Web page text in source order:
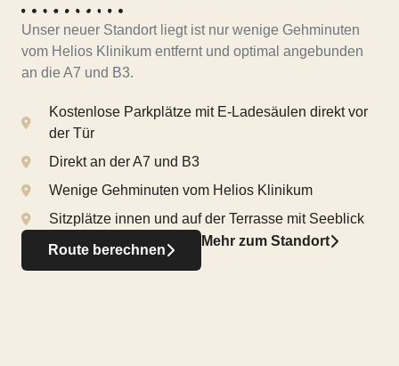
Unser neuer Standort liegt ist nur wenige Gehminuten
vom Helios Klinikum entfernt und optimal angebunden
an die A7 und B3.
Kostenlose Parkplätze mit E-Ladesäulen direkt vor
der Tür
Direkt an der A7 und B3
Wenige Gehminuten vom Helios Klinikum
Sitzplätze innen und auf der Terrasse mit Seeblick
Route berechnen
Mehr zum Standort